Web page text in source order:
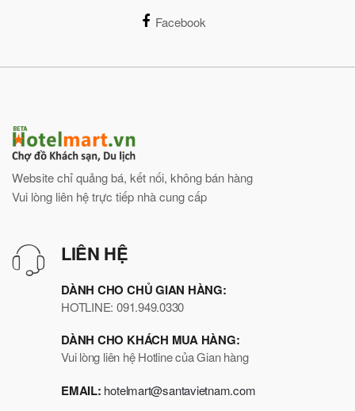
Facebook
Website chỉ quảng bá, kết nối, không bán hàng
Vui lòng liên hệ trực tiếp nhà cung cấp
LIÊN HỆ
DÀNH CHO CHỦ GIAN HÀNG:
HOTLINE: 091.949.0330
DÀNH CHO KHÁCH MUA HÀNG:
Vui lòng liên hệ Hotline của Gian hàng
EMAIL: hotelmart@santavietnam.com